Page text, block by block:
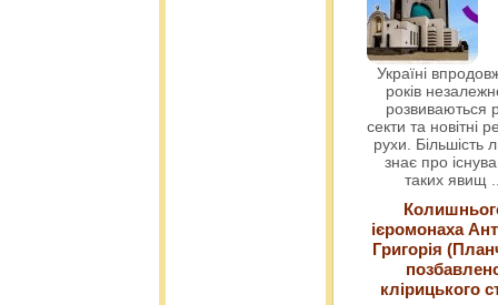
Україні
років
розвиваються
секти та новітні
рухи. Більшість
знає про
таких явищ
ієромонаха
Григорія
клірицького